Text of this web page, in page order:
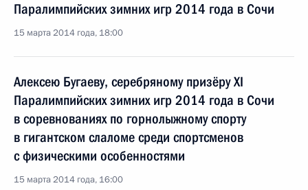
Паралимпийских зимних игр 2014 года в Сочи
15 марта 2014 года, 18:00
Алексею Бугаеву, серебряному призёру XI
Паралимпийских зимних игр 2014 года в Сочи
в соревнованиях по горнолыжному спорту
в гигантском слаломе среди спортсменов
с физическими особенностями
15 марта 2014 года, 16:00